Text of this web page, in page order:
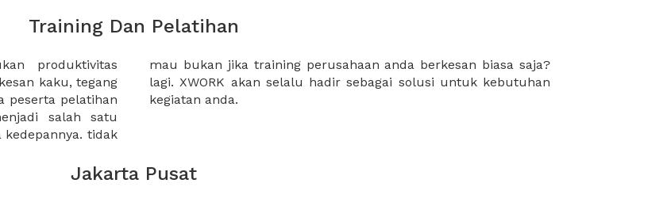
Training Dan Pelatihan
produktivitas
kaku, tegang
peserta pelatihan
salah satu
tidak
biasa saja?
untuk kebutuhan
kegiatan anda.
Jakarta Pusat